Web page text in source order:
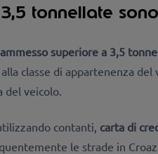
tonnellate
superiore a 3,5
classe di appartenenza
del veicolo.
contanti, carta di
le strade in